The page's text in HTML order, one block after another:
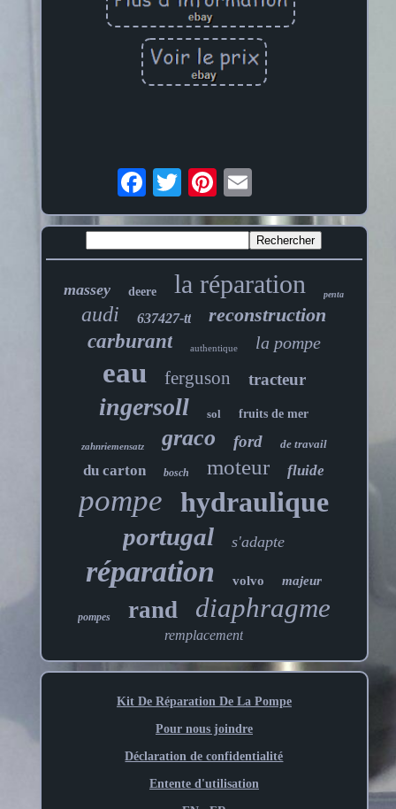
massey deere la réparation penta
audi 637427-tt
reconstruction
carburant
authentique la pompe
eau ferguson tracteur
ingersoll sol fruits de mer
zahnriemensatz graco ford de travail
du carton bosch moteur fluide
pompe hydraulique
portugal s'adapte
réparation volvo majeur
pompes rand diaphragme
remplacement
Kit De Réparation De La Pompe
Pour nous joindre
Déclaration de confidentialité
Entente d'utilisation